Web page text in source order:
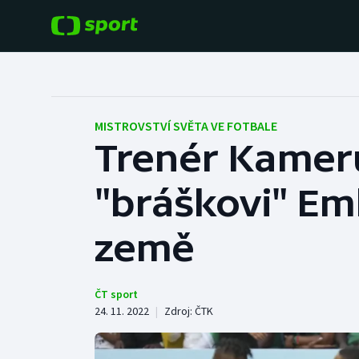
Hokej
Tenis
Baseball a softbal
Basketbal
MISTROVSTVÍ SVĚTA VE FOTBALE
Trenér
"bráškovi"
země
ČT sport
24. 11. 2022 | Zdroj: ČTK